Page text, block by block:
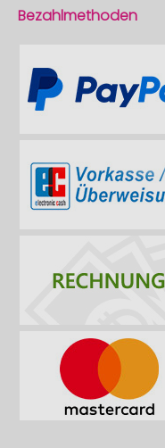
Bezahlmethoden